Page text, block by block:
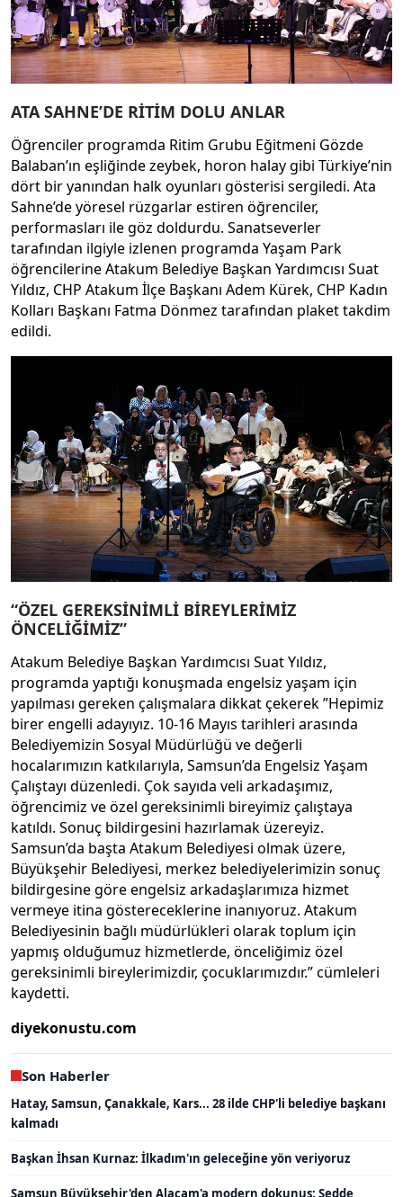
ATA SAHNE’DE RİTİM DOLU ANLAR
Öğrenciler programda Ritim Grubu Eğitmeni Gözde
Balaban’ın eşliğinde zeybek, horon halay gibi Türkiye’nin
dört bir yanından halk oyunları gösterisi sergiledi. Ata
Sahne’de yöresel rüzgarlar estiren öğrenciler,
performasları ile göz doldurdu. Sanatseverler
tarafından ilgiyle izlenen programda Yaşam Park
öğrencilerine Atakum Belediye Başkan Yardımcısı Suat
Yıldız, CHP Atakum İlçe Başkanı Adem Kürek, CHP Kadın
Kolları Başkanı Fatma Dönmez tarafından plaket takdim
edildi.
“ÖZEL GEREKSİNİMLİ BİREYLERİMİZ
ÖNCELİĞİMİZ”
Atakum Belediye Başkan Yardımcısı Suat Yıldız,
programda yaptığı konuşmada engelsiz yaşam için
yapılması gereken çalışmalara dikkat çekerek ”Hepimiz
birer engelli adayıyız. 10-16 Mayıs tarihleri arasında
Belediyemizin Sosyal Müdürlüğü ve değerli
hocalarımızın katkılarıyla, Samsun’da Engelsiz Yaşam
Çalıştayı düzenledi. Çok sayıda veli arkadaşımız,
öğrencimiz ve özel gereksinimli bireyimiz çalıştaya
katıldı. Sonuç bildirgesini hazırlamak üzereyiz.
Samsun’da başta Atakum Belediyesi olmak üzere,
Büyükşehir Belediyesi, merkez belediyelerimizin sonuç
bildirgesine göre engelsiz arkadaşlarımıza hizmet
vermeye itina göstereceklerine inanıyoruz. Atakum
Belediyesinin bağlı müdürlükleri olarak toplum için
yapmış olduğumuz hizmetlerde, önceliğimiz özel
gereksinimli bireylerimizdir, çocuklarımızdır.” cümleleri
kaydetti.
diyekonustu.com
Son Haberler
Hatay, Samsun, Çanakkale, Kars... 28 ilde CHP'li belediye başkanı
kalmadı
Başkan İhsan Kurnaz: İlkadım'ın geleceğine yön veriyoruz
Samsun Büyükşehir'den Alaçam'a modern dokunuş: Sedde